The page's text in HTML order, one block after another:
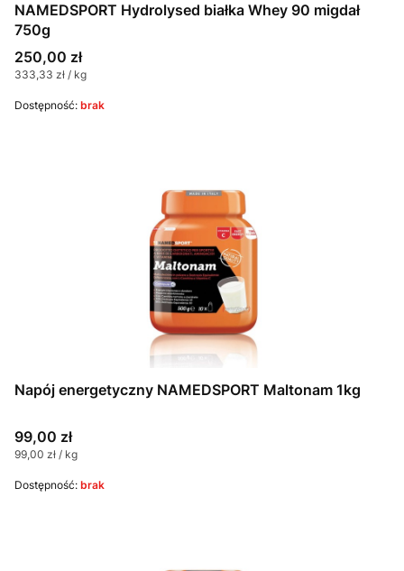
NAMEDSPORT Hydrolysed białka Whey 90 migdał
750g
Cena
250,00 zł
Cena jednostkowa
333,33 zł / kg
Dostępność: brak
Napój energetyczny NAMEDSPORT Maltonam 1kg
Cena
99,00 zł
Cena jednostkowa
99,00 zł / kg
Dostępność: brak